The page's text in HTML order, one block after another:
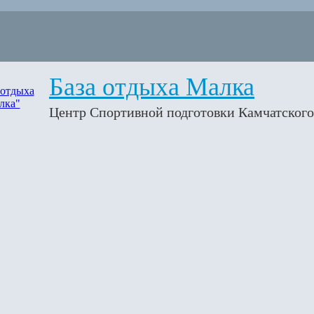
База отдыха Малка
Центр Спортивной подготовки